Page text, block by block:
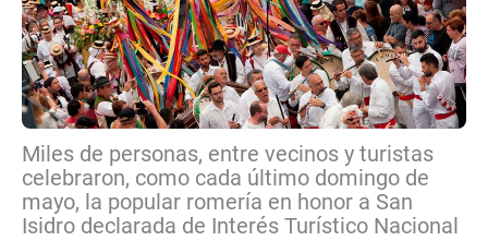
Miles de personas, entre vecinos y turistas
celebraron, como cada último domingo de
mayo, la popular romería en honor a San
Isidro declarada de Interés Turístico Nacional